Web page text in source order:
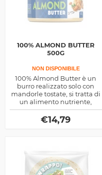
100% ALMOND BUTTER
500G
NON DISPONIBILE
100% Almond Butter è un
burro realizzato solo con
mandorle tostate, si tratta di
un alimento nutriente,
energetico e dalle molteplici
proprietà anche salutistiche
€14,79